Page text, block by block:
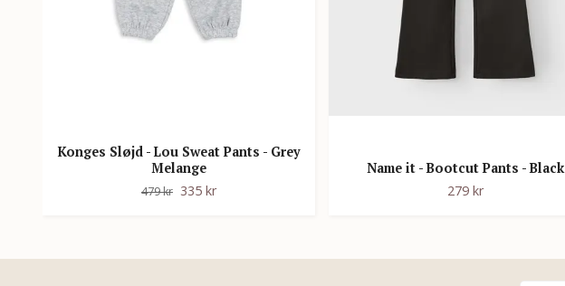
Konges Sløjd - Lou Sweat Pants - Grey
Melange
479 kr 335 kr
Name it - Bootcut Pants - Black
279 kr